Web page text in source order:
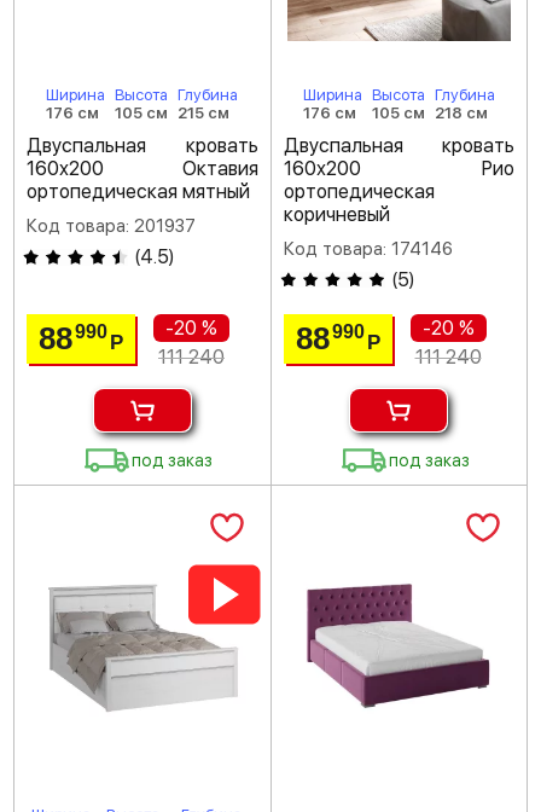
Ширина
176 см
Высота
105 см
Глубина
215 см
Двуспальная кровать
160х200 Октавия
ортопедическая мятный
Код товара: 201937
(4.5)
88990Р
-20 %
111 240
под заказ
Ширина
176 см
Высота
105 см
Глубина
218 см
Двуспальная кровать
160х200 Рио
ортопедическая
коричневый
Код товара: 174146
(5)
88990 Р
-20 %
111 240
под заказ